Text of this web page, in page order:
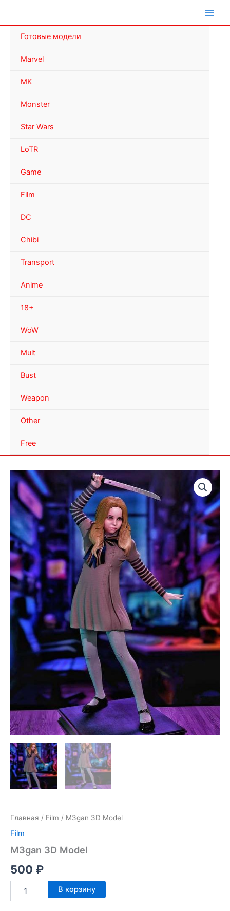
Готовые модели
Marvel
MK
Monster
Star Wars
LoTR
Game
Film
DC
Chibi
Transport
Anime
18+
WoW
Mult
Bust
Weapon
Other
Free
Главная / Film / M3gan 3D Model
Film
M3gan 3D Model
500 ₽
Количество
товара
В корзину